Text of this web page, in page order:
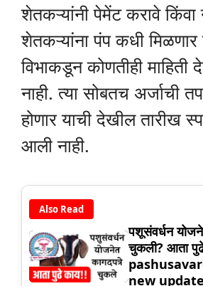
शेतकऱ्यांनी पेमेंट करावे
शेतकऱ्यांना पंप कधी मिळणार
विभाकडून कोणतीही माहिती
नाही. त्या सोबतच अर्जाची
होणार याची देखील तारीख
आली नाही.
Also Read
पशूसंवर्धन
चुकली? आता
new update